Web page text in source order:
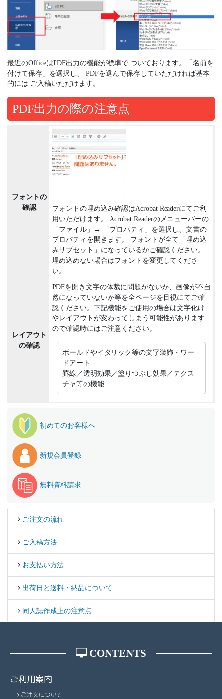
最近のOfficeはPDF出力の機能が標準で ついております。「名前を
付けて保存」を選択し、 PDFを選んで保存していただければ基本
的には ご入稿いただけます。
PDF出力の際の注意点
フォントの
確認
フォントの埋め込み確認はAcrobat Readerにてご利
用いただけます。 Acrobat Readerのメニューバーの
「ファイル」→ 「プロパティ」を選択し、文書の
プロパティを開きます。 フォントが全て「埋め込
みサブセット」になっているかご確認ください。
埋め込めない場合はフォントを変更してくださ
い。
レイアウト
の確認
PDFを開き文字の体裁に問題がないか、画像が不自
然になっていないか等を全ページを目視にてご確
認ください。下記機能をご使用の場合は文字化け
やレイアウトが変わってしまう可能性があります
ので確認時にはご注意ください。
ボールドやイタリック等の文字装飾・ワー
ドアート
罫線／透明効果／塗りつぶし効果／テクス
チャ等の機能
初めてのお客様へ
新規会員登録
無料資料請求
ご注文の流れ
ご入稿方法
お支払い方法
出荷日と送料・納品について
同人誌作成上の注意点
CONTENTS
ご利用案内
ご注文について